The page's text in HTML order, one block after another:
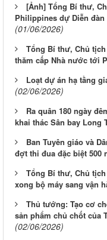
[Ảnh] Tổng Bí thư,
Philippines dự Diễn
(01/06/2026)
Tổng Bí thư, Chủ
thăm cấp Nhà nước tới
Loạt dự án hạ tầng
(02/06/2026)
Ra quân 180 ngày
khai thác Sân bay Long
Ban Tuyên giáo và
đợt thi đua đặc biệt 500
Tổng Bí thư, Chủ
xong bộ máy sang vận
Thủ tướng: Tạo cơ
sản phẩm chủ chốt của
(02/06/2026)